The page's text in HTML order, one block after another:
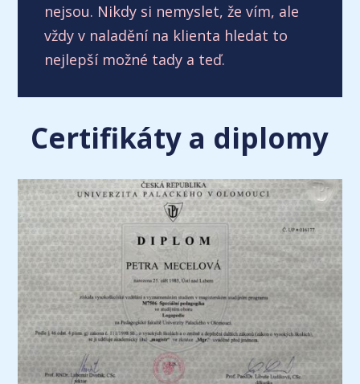
nejsou. Nikdy si nemyslet, že vím, ale
vždy v naladění na klienta hledat to
nejlepší možné tady a teď.
Certifikáty a diplomy